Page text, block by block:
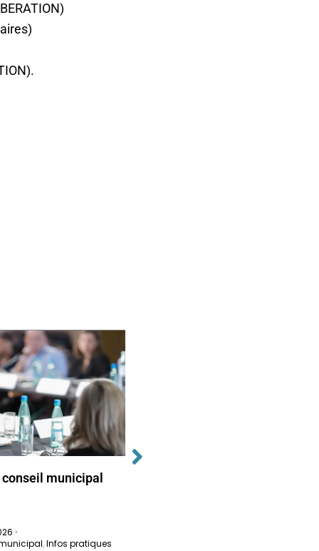
municipal
•
,Infos pratiques